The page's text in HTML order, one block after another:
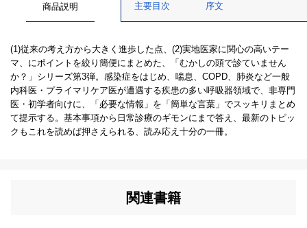
商品説明 主要目次 序文
(1)従来の考え方から大きく進歩した点、(2)実地医家に関心の高いテー
マ、にポイントを絞り簡便にまとめた、「むかしの頭で診ていません
か？」シリーズ第3弾。感染症をはじめ、喘息、COPD、肺炎など一般
内科医・プライマリケア医が遭遇する疾患の多い呼吸器領域で、非専門
医・初学者向けに、「必要な情報」を「簡単な言葉」でスッキリまとめ
て提示する。基本事項から日常診療のギモンにまで答え、最新のトピッ
クもこれを読めば押さえられる、読み応え十分の一冊。
関連書籍